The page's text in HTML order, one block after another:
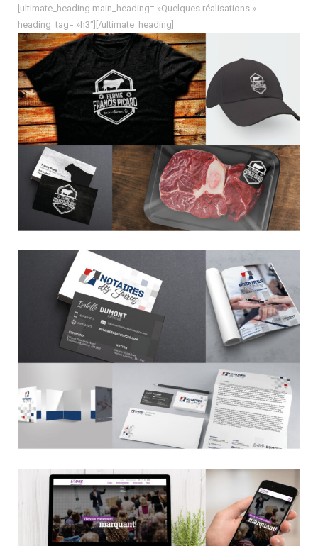
[ultimate_heading main_heading= »Quelques réalisations »
heading_tag= »h3″][/ultimate_heading]